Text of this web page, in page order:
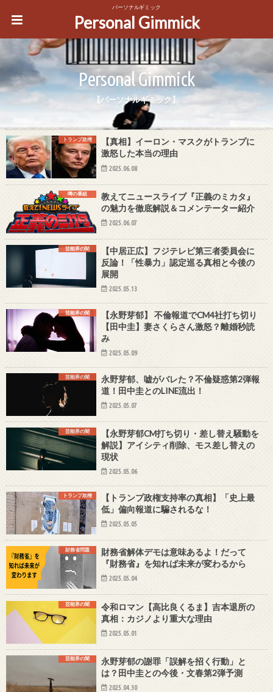
パーソナルギミック
Personal Gimmick
Personal Gimmick
【パーソナルギミック】
トランプ政権
【真相】イーロン・マスクがトランプに
激怒した本当の理由
2025.06.08
噂の番組
教えてニュースライブ『正義のミカタ』
の魅力を徹底解説＆コメンテーター紹介
2025.06.07
芸能界の闇
【中居正広】フジテレビ第三者委員会に
反論！「性暴力」認定巡る真相と今後の
展開
2025.05.13
芸能界の闇
【永野芽郁】 不倫報道でCM4社打ち切り
【田中圭】妻さくらさん激怒？離婚秒読
み
2025.05.09
芸能界の闇
永野芽郁、嘘がバレた？不倫疑惑第2弾報
道！田中圭とのLINE流出！
2025.05.07
芸能界の闇
【永野芽郁CM打ち切り・差し替え騒動を
解説】アイシティ削除、モス差し替えの
現状
2025.05.06
トランプ政権
【トランプ政権支持率の真相】「史上最
低」偏向報道に騙されるな！
2025.05.05
財務省問題
財務省解体デモは意味あるよ！だって
『財務省』を知れば未来が変わるから
2025.05.04
芸能界の闇
令和ロマン【高比良くるま】吉本退所の
真相：カジノより重大な理由
2025.05.01
芸能界の闇
永野芽郁の謝罪「誤解を招く行動」と
は？田中圭との今後・文春第2弾予測
2025.04.30